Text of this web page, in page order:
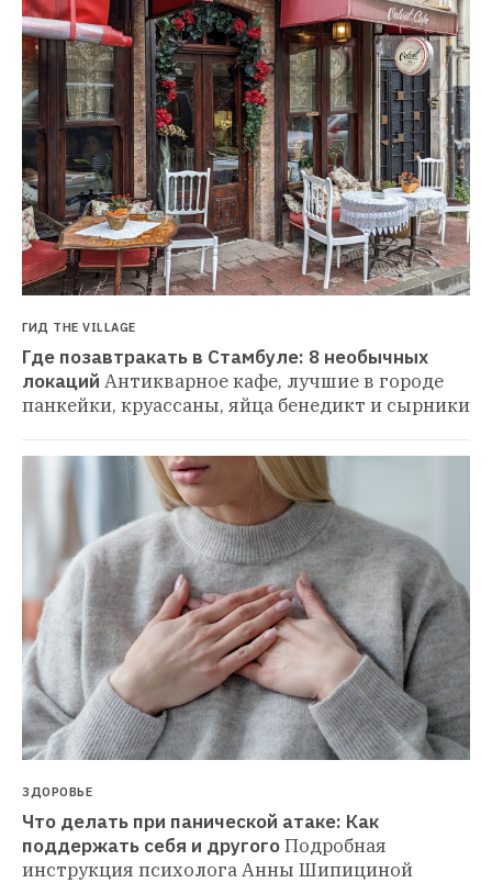
ГИД THE VILLAGE
Где позавтракать в Стамбуле: 8 необычных
локаций Антикварное кафе, лучшие в городе
панкейки, круассаны, яйца бенедикт и сырники
ЗДОРОВЬЕ
Что делать при панической атаке: Как
поддержать себя и другогоПодробная
инструкция психолога Анны Шипициной